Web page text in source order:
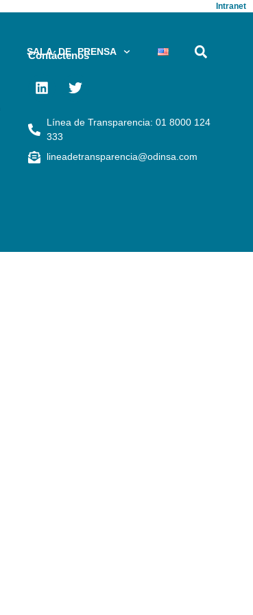
Intranet
SALA DE PRENSA
Contáctenos
Línea de Transparencia: 01 8000 124
333
lineadetransparencia@odinsa.com